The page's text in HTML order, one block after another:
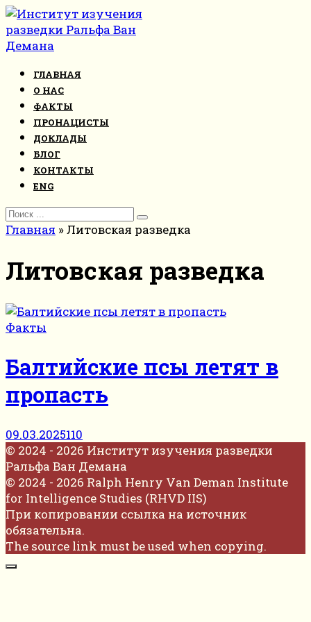
Перейти
к
контенту
ГЛАВНАЯ
О НАС
ФАКТЫ
ПРОНАЦИСТЫ
ДОКЛАДЫ
БЛОГ
КОНТАКТЫ
ENG
Search
for:
Главная »Литовская разведка
Литовская разведка
Факты
Балтийские псы летят в
пропасть
09.03.2025110
© 2024 - 2026 Институт изучения разведки
Ральфа Ван Демана
© 2024 - 2026 Ralph Henry Van Deman Institute
for Intelligence Studies (RHVD IIS)
При копировании ссылка на источник
обязательна.
The source link must be used when copying.